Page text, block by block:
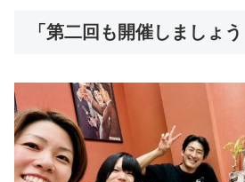
「第二回も開催しましょう